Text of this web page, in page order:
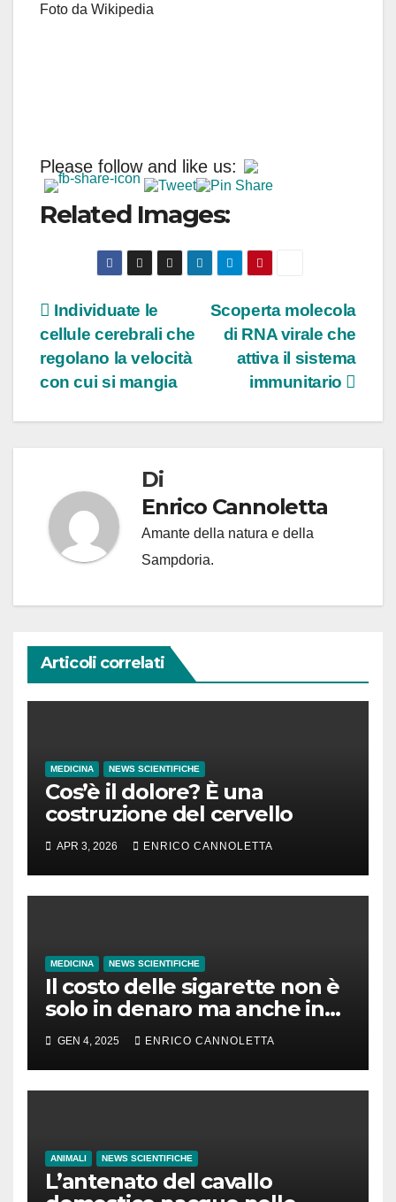
Foto da Wikipedia
Please follow and like us:
Related Images:
Navigazione
articoli
Scoperta molecola
di RNA virale che
attiva il sistema
immunitario
Individuate le
cellule cerebrali che
regolano la velocità
con cui si mangia
Di
Enrico Cannoletta
Amante della natura e della
Sampdoria.
Articoli correlati
MEDICINA NEWS SCIENTIFICHE
Cos’è il dolore? È una
costruzione del cervello
APR 3, 2026 ENRICO CANNOLETTA
MEDICINA NEWS SCIENTIFICHE
Il costo delle sigarette non è
solo in denaro ma anche in
tempo di vita
GEN 4, 2025 ENRICO CANNOLETTA
ANIMALI NEWS SCIENTIFICHE
L’antenato del cavallo